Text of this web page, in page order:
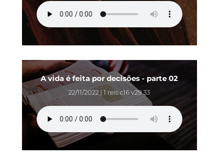
A vida é feita por decisões - parte 02
22/11/2022 | 1 reis c16 v29 33